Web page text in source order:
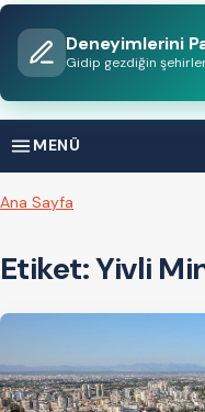
etkinlikleri
bulun Deneyimlerini
Gidip gezdiğin
MENÜ
Ana Sayfa
Etiket:Yivli